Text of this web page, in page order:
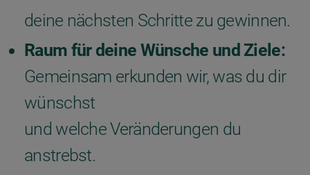
deine nächsten Schritte zu gewinnen.
Raum für deine Wünsche und Ziele:
Gemeinsam erkunden wir, was du dir
wünschst
und welche Veränderungen du
anstrebst.